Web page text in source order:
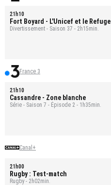
21h10
Fort Boyard - L'Unicef et le Refuge
Divertissement - Saison 37 - 2h15min.
France 3
21h10
Cassandre - Zone blanche
Série - Saison 7 - Épisode 2 - 1h35min.
Canal+
21h00
Rugby : Test-match
Rugby - 2h02min.